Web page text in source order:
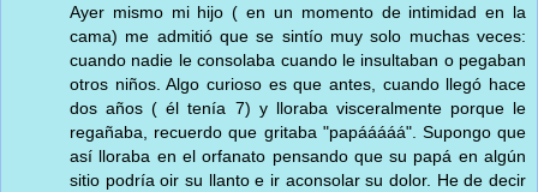
Ayer mismo mi hijo ( en un momento de intimidad en la
cama) me admitió que se sintío muy solo muchas veces:
cuando nadie le consolaba cuando le insultaban o pegaban
otros niños. Algo curioso es que antes, cuando llegó hace
dos años ( él tenía 7) y lloraba visceralmente porque le
regañaba, recuerdo que gritaba "papááááá". Supongo que
así lloraba en el orfanato pensando que su papá en algún
sitio podría oir su llanto e ir aconsolar su dolor. He de decir